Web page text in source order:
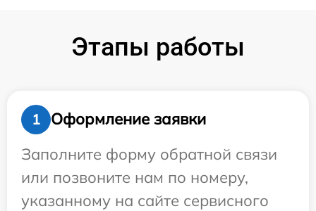
Этапы работы
1
Оформление заявки
Заполните форму обратной связи
или позвоните нам по номеру,
указанному на сайте сервисного